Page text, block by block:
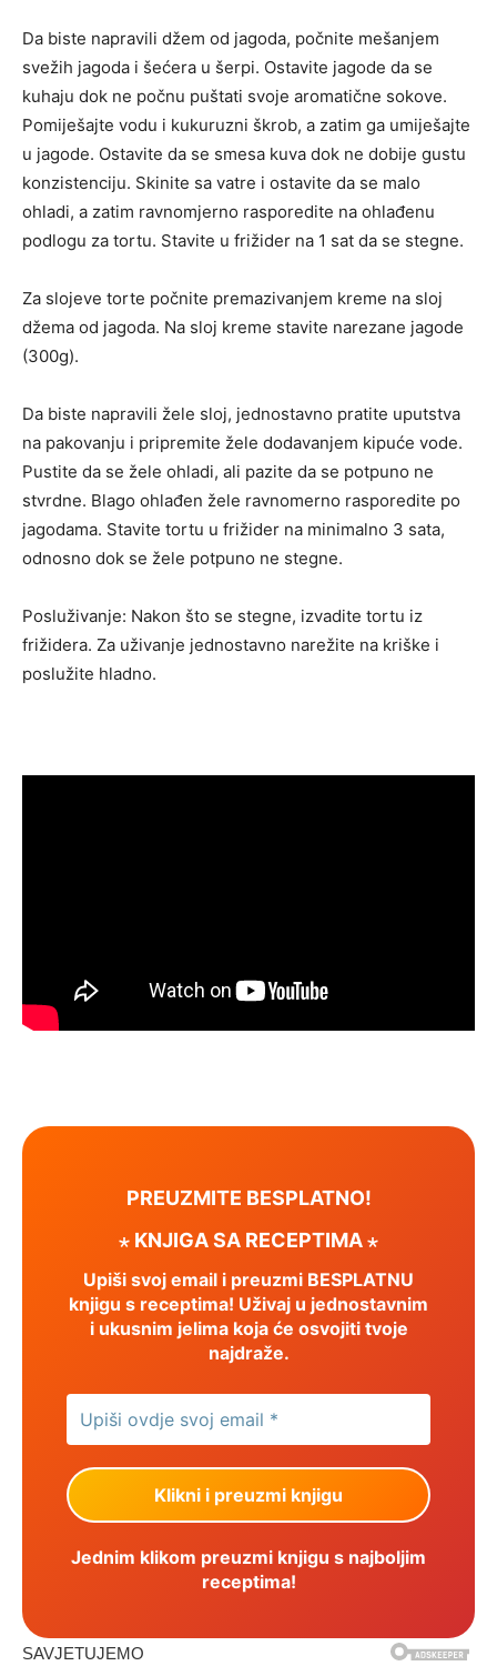
Da biste napravili džem od jagoda, počnite mešanjem
svežih jagoda i šećera u šerpi. Ostavite jagode da se
kuhaju dok ne počnu puštati svoje aromatične sokove.
Pomiješajte vodu i kukuruzni škrob, a zatim ga umiješajte
u jagode. Ostavite da se smesa kuva dok ne dobije gustu
konzistenciju. Skinite sa vatre i ostavite da se malo
ohladi, a zatim ravnomjerno rasporedite na ohlađenu
podlogu za tortu. Stavite u frižider na 1 sat da se stegne.
Za slojeve torte počnite premazivanjem kreme na sloj
džema od jagoda. Na sloj kreme stavite narezane jagode
(300g).
Da biste napravili žele sloj, jednostavno pratite uputstva
na pakovanju i pripremite žele dodavanjem kipuće vode.
Pustite da se žele ohladi, ali pazite da se potpuno ne
stvrdne. Blago ohlađen žele ravnomerno rasporedite po
jagodama. Stavite tortu u frižider na minimalno 3 sata,
odnosno dok se žele potpuno ne stegne.
Posluživanje: Nakon što se stegne, izvadite tortu iz
frižidera. Za uživanje jednostavno narežite na kriške i
poslužite hladno.
PREUZMITE BESPLATNO!
⋆ KNJIGA SA RECEPTIMA ⋆
Upiši svoj email i preuzmi BESPLATNU
knjigu s receptima! Uživaj u jednostavnim
i ukusnim jelima koja će osvojiti tvoje
najdraže.
Jednim klikom preuzmi knjigu s najboljim
receptima!